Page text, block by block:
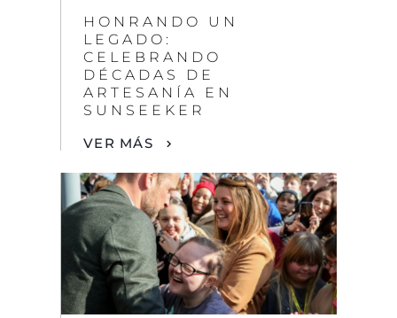
VER MÁS
NOTICIAS
EL PRÍNCIPE DE
GALES VISITA LA